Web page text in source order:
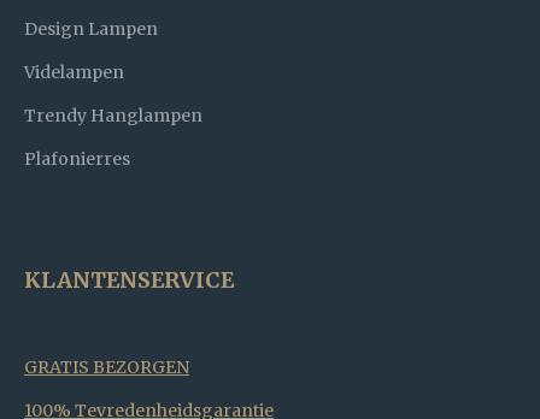
Design Lampen
Videlampen
Trendy Hanglampen
Plafonierres
KLANTENSERVICE
GRATIS BEZORGEN
100% Tevredenheidsgarantie